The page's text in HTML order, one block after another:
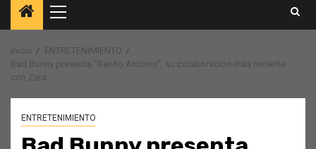
Menú
principal
Inicio
ENTRETENIMIENTO
Bad Bunny presenta “Benito Antonio”, su colaboración más reciente
con Zara
ENTRETENIMIENTO